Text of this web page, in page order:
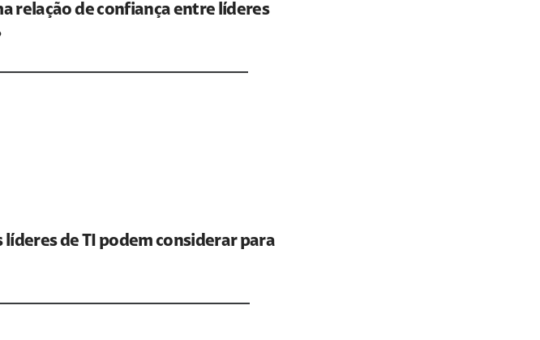
relação de confiança entre líderes
líderes de TI podem considerar para